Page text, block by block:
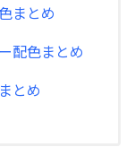
まとめ
配色まとめ
とめ